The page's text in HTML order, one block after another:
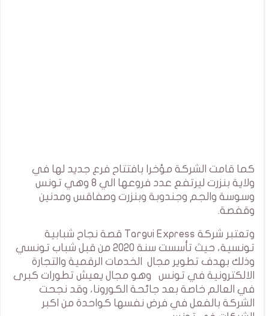
كما قامت الشركة مؤخرا بافتتاح فرع جديد لها في
ولاية بنزرت ليرتفع عدد فروعها الي 8 وهي تونس
وسوسة والجم وجندوبة وبنزرت وصفاقس ومدنين
وقفصة.
وتعتبر شركة Targui Express قصة نجاح شبابية
تونسية، حيث تأسست سنة 2020 من قبل شباب تونسي
وذلك بهدف تطوير مجال الخدمات الرقمية والتجارة
الالكترونية في تونس وهو مجال يعيش تطورات كبرى
في العالم خاصة بعد جائحة الكورونا، وقد نجحت
الشركة بالفعل في فرض نفسها كواحدة من اكبر